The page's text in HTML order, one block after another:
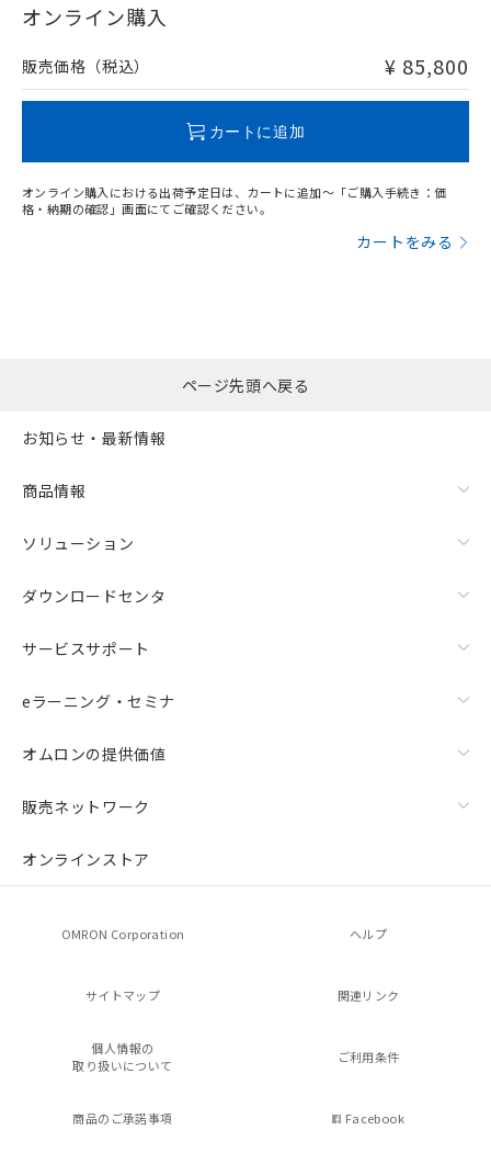
在庫等で未対応品が混在する可能性があります。
問い合わせください。
オンライン購入
販売価格（税込） ¥ 85,800
カートに追加
オンライン購入における出荷予定日は、カートに追加～「ご購入手続き：価
格・納期の確認」画面にてご確認ください。
カートをみる
ページ先頭へ戻る
お知らせ・最新情報
商品情報
ソリューション
ダウンロードセンタ
サービスサポート
eラーニング・セミナ
オムロンの提供価値
販売ネットワーク
オンラインストア
OMRON Corporation ヘルプ
サイトマップ 関連リンク
個人情報の
取り扱いについて
ご利用条件
商品のご承諾事項 Facebook